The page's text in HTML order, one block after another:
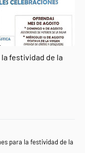
festividad de la
para la festividad de la